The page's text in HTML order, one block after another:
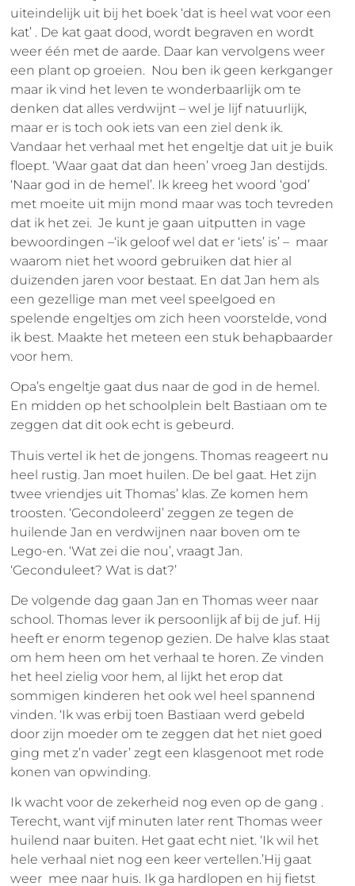
uiteindelijk uit bij het boek ‘dat is heel wat voor een
kat’ . De kat gaat dood, wordt begraven en wordt
weer één met de aarde. Daar kan vervolgens weer
een plant op groeien. Nou ben ik geen kerkganger
maar ik vind het leven te wonderbaarlijk om te
denken dat alles verdwijnt – wel je lijf natuurlijk,
maar er is toch ook iets van een ziel denk ik.
Vandaar het verhaal met het engeltje dat uit je buik
floept. ‘Waar gaat dat dan heen’ vroeg Jan destijds.
‘Naar god in de hemel’. Ik kreeg het woord ‘god’
met moeite uit mijn mond maar was toch tevreden
dat ik het zei. Je kunt je gaan uitputten in vage
bewoordingen –‘ik geloof wel dat er ‘iets’ is’ – maar
waarom niet het woord gebruiken dat hier al
duizenden jaren voor bestaat. En dat Jan hem als
een gezellige man met veel speelgoed en
spelende engeltjes om zich heen voorstelde, vond
ik best. Maakte het meteen een stuk behapbaarder
voor hem.
Opa’s engeltje gaat dus naar de god in de hemel.
En midden op het schoolplein belt Bastiaan om te
zeggen dat dit ook echt is gebeurd.
Thuis vertel ik het de jongens. Thomas reageert nu
heel rustig. Jan moet huilen. De bel gaat. Het zijn
twee vriendjes uit Thomas’ klas. Ze komen hem
troosten. ‘Gecondoleerd’ zeggen ze tegen de
huilende Jan en verdwijnen naar boven om te
Lego-en. ‘Wat zei die nou’, vraagt Jan.
‘Geconduleet? Wat is dat?’
De volgende dag gaan Jan en Thomas weer naar
school. Thomas lever ik persoonlijk af bij de juf. Hij
heeft er enorm tegenop gezien. De halve klas staat
om hem heen om het verhaal te horen. Ze vinden
het heel zielig voor hem, al lijkt het erop dat
sommigen kinderen het ook wel heel spannend
vinden. ‘Ik was erbij toen Bastiaan werd gebeld
door zijn moeder om te zeggen dat het niet goed
ging met z’n vader’ zegt een klasgenoot met rode
konen van opwinding.
Ik wacht voor de zekerheid nog even op de gang .
Terecht, want vijf minuten later rent Thomas weer
huilend naar buiten. Het gaat echt niet. ‘Ik wil het
hele verhaal niet nog een keer vertellen.’Hij gaat
weer mee naar huis. Ik ga hardlopen en hij fietst